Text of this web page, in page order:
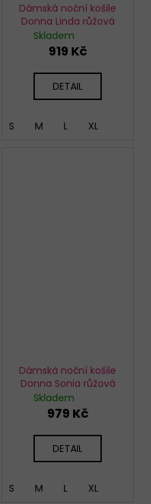
Dámská noční košile
Donna Linda růžová
Skladem
919 Kč
DETAIL
S M L XL
Dámská noční košile
Donna Sonia růžová
Skladem
979 Kč
DETAIL
S M L XL